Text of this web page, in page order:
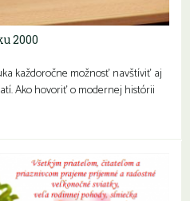
2000
každoročne možnosť navštíviť aj
Ako hovoriť o modernej histórii